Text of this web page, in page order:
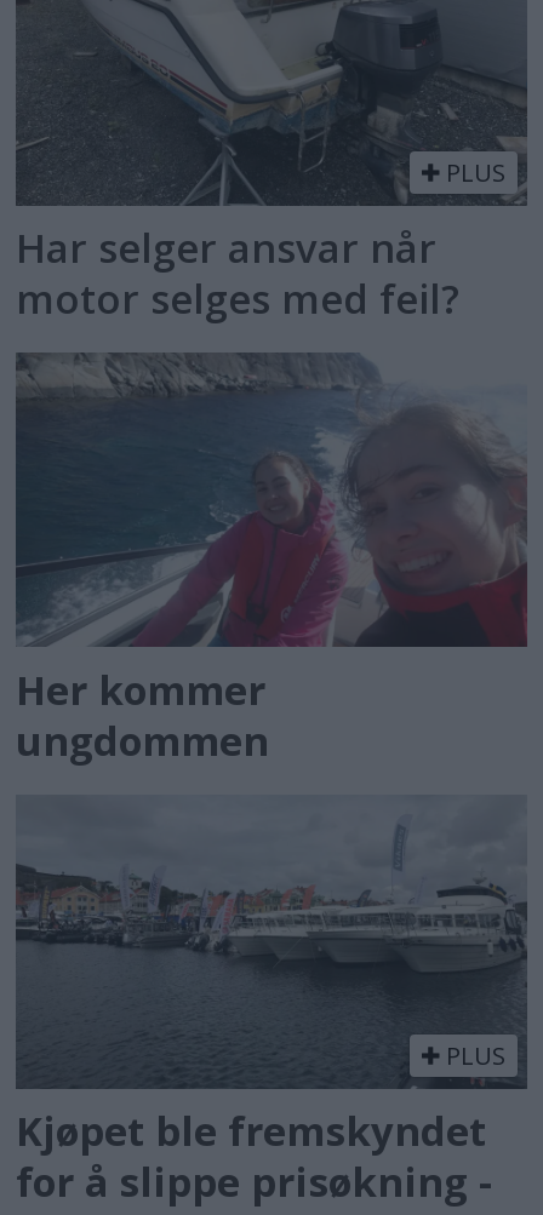
PLUS
Har selger ansvar når
motor selges med feil?
Her kommer
ungdommen
PLUS
Kjøpet ble fremskyndet
for å slippe prisøkning -